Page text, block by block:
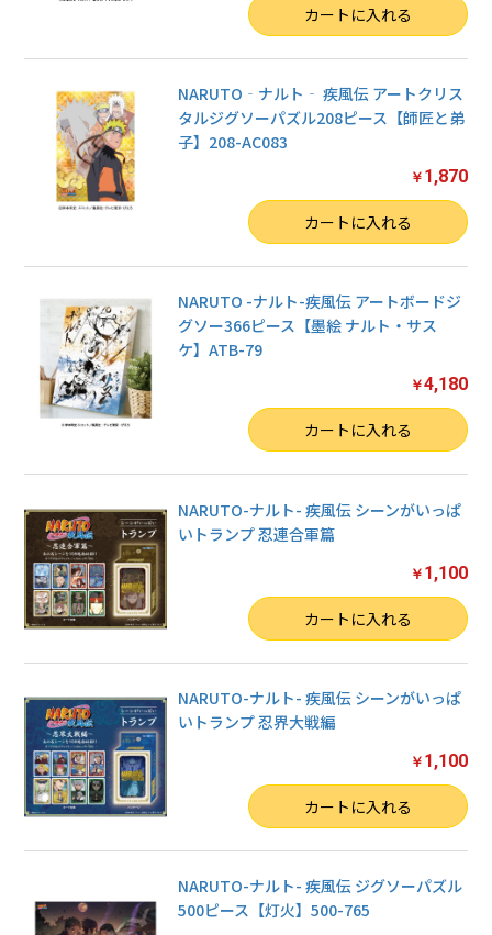
カートに入れる
NARUTO‐ナルト‐ 疾風伝 アートクリス
タルジグソーパズル208ピース【師匠と弟
子】208-AC083
￥ 1,870
カートに入れる
NARUTO -ナルト-疾風伝 アートボードジ
グソー366ピース【墨絵 ナルト・サス
ケ】ATB-79
￥4,180
カートに入れる
NARUTO-ナルト- 疾風伝 シーンがいっぱ
いトランプ 忍連合軍篇
￥ 1,100
カートに入れる
NARUTO-ナルト- 疾風伝 シーンがいっぱ
いトランプ 忍界大戦編
￥ 1,100
カートに入れる
NARUTO-ナルト- 疾風伝 ジグソーパズル
500ピース【灯火】500-765